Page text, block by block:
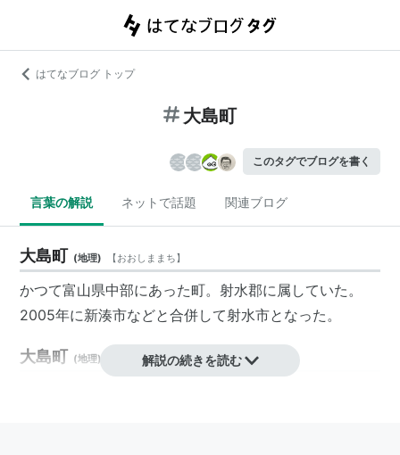
はてなブログ トップ
大島町
このタグでブログを書く
言葉の解説 ネットで話題 関連ブログ
大島町 (地理) 【おおしままち】
かつて富山県中部にあった町。 射水郡に属していた。
2005年に新湊市などと合併して射水市となった。
大島町 (地理) おおしまちょう】
解説の続きを読む